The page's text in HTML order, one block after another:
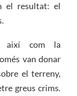
el resultat: el
així com la
van donar
el terreny,
greus crims.